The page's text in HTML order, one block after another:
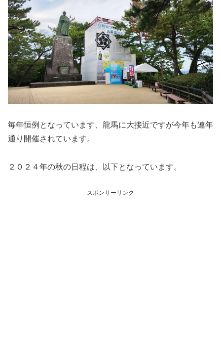
毎年恒例となっています、龍馬に大接近ですが今年も連年
通り開催されています。
２０２４年の秋の日程は、以下となっています。
スポンサーリンク